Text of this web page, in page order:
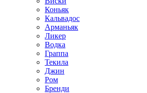
Коньяк
Кальвадос
Арманьяк
Ликер
Водка
Граппа
Текила
Джин
Ром
Бренди